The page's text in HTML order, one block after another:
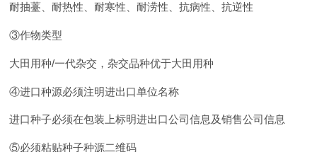
耐抽薹、耐热性、耐寒性、耐涝性、抗病性、抗逆性
③作物类型
大田用种/一代杂交，杂交品种优于大田用种
④进口种源必须注明进出口单位名称
进口种子必须在包装上标明进出口公司信息及销售公司信息
⑤必须粘贴种子种源二维码